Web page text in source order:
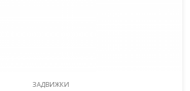
ЗАДВИЖКИ